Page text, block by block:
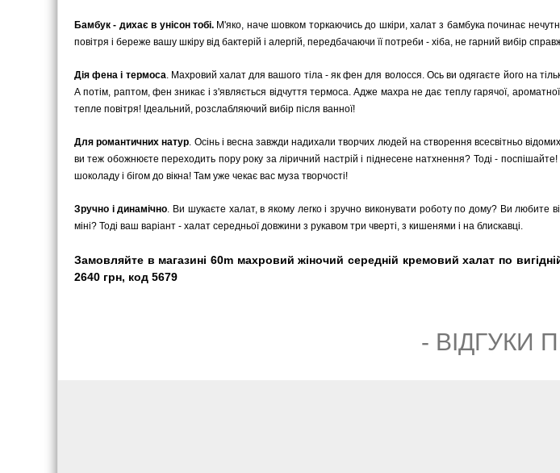
Бамбук - дихає в унісон тобі. М'яко, наче шовком торкаючись до шкіри, халат з бамбука починає
повітря і береже вашу шкіру від бактерій і алергій, передбачаючи її потреби - хіба, не гарний вибір
Дія фена і термоса. Махровий халат для вашого тіла - як фен для волосся. Ось ви одягаєте його на
А потім, раптом, фен зникає і з'являється відчуття термоса. Адже махра не дає теплу гарячої,
тепле повітря! Ідеальний, розслабляючий вибір після ванної!
Для романтичних натур. Осінь і весна завжди надихали творчих людей на створення всесвітньо
ви теж обожнюєте переходить пору року за ліричний настрій і піднесене натхнення? Тоді -
шоколаду і бігом до вікна! Там уже чекає вас муза творчості!
Зручно і динамічно. Ви шукаєте халат, в якому легко і зручно виконувати роботу по дому? Ви любите
міні? Тоді ваш варіант - халат середньої довжини з рукавом три чверті, з кишенями і на блискавці.
Замовляйте в магазині 60m махровий жіночий середній кремовий халат по
2640 грн, код 5679
- ВIДГУКИ